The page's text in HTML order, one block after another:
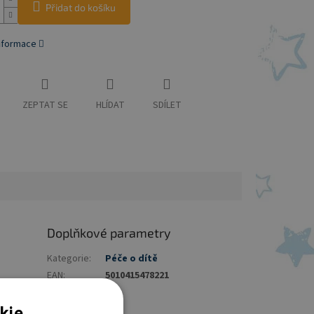
Přidat do košíku
ZEPTAT SE HLÍDAT SDÍLET
Doplňkové parametry
Kategorie:
Péče o dítě
EAN: 5010415478221